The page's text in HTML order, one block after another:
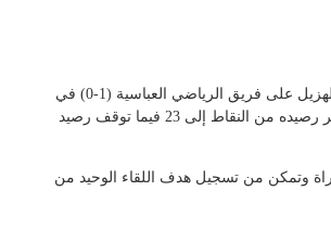
إستعاد فريق الحكمة المركز السادس اثر فوزه الصعب جداً والهزيل على فريق الرياضي العباسية (1-0) في
اللقاء الذي اقيم على ملعب الصفاء، ليرفع بذلك الفريق الأخضر رصيده من النقاط إلى 23 فيما توقف رصيد
وتمكن من تسجيل هدف اللقاء الوحيد من